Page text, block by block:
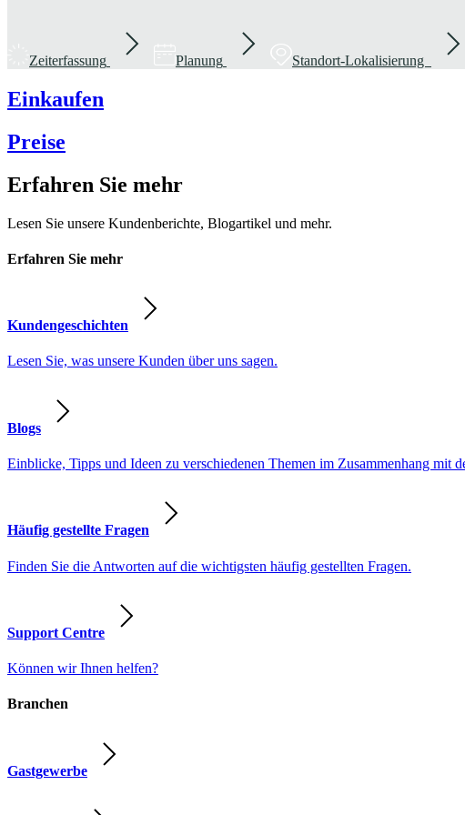
Zeiterfassung Planung Standort-Lokalisierung
Einkaufen
Preise
Erfahren Sie mehr
Lesen Sie unsere Kundenberichte, Blogartikel und mehr.
Erfahren Sie mehr
Kundengeschichten
Lesen Sie, was unsere Kunden über uns sagen.
Blogs
Einblicke, Tipps und Ideen zu verschiedenen Themen im Zusammenhang mit
Häufig gestellte Fragen
Finden Sie die Antworten auf die wichtigsten häufig gestellten Fragen.
Support Centre
Können wir Ihnen helfen?
Branchen
Gastgewerbe